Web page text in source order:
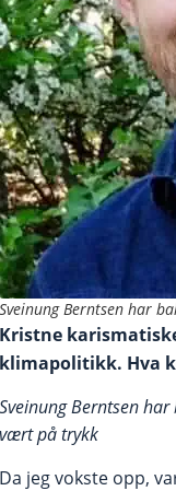
Sveinung Berntsen har
Kristne
klimapolitikk. Hva
Sveinung Berntsen
vært på trykk
Da jeg vokste opp,